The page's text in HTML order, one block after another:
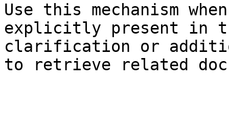
Use this mechanism
explicitly present in
clarification or